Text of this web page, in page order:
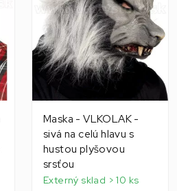
Maska - VLKOLAK -
sivá na celú hlavu s
hustou plyšovou
srsťou
Externý sklad > 10 ks